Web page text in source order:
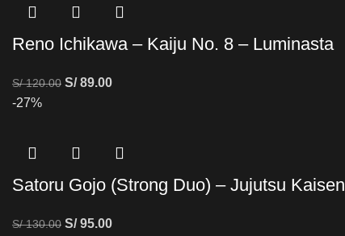
Reno Ichikawa – Kaiju No. 8 – Luminasta
S/120.00 S/89.00
-27%
Satoru Gojo (Strong Duo) – Jujutsu Kaisen
S/130.00 S/95.00